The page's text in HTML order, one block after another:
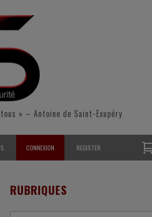
» – Antoine de Saint-Exupéry
CONTACTER
CONNEXION REGISTER
RUBRIQUES